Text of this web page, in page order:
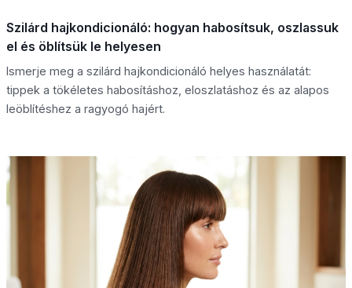
Szilárd hajkondicionáló: hogyan habosítsuk, oszlassuk
el és öblítsük le helyesen
Ismerje meg a szilárd hajkondicionáló helyes használatát:
tippek a tökéletes habosításhoz, eloszlatáshoz és az alapos
leöblítéshez a ragyogó hajért.